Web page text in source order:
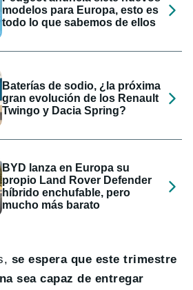
modelos para Europa, esto es
todo lo que sabemos de ellos
Baterías de sodio, ¿la próxima
gran evolución de los Renault
Twingo y Dacia Spring?
BYD lanza en Europa su
propio Land Rover Defender
híbrido enchufable, pero
mucho más barato
se espera que este trimestre
sea capaz de entregar